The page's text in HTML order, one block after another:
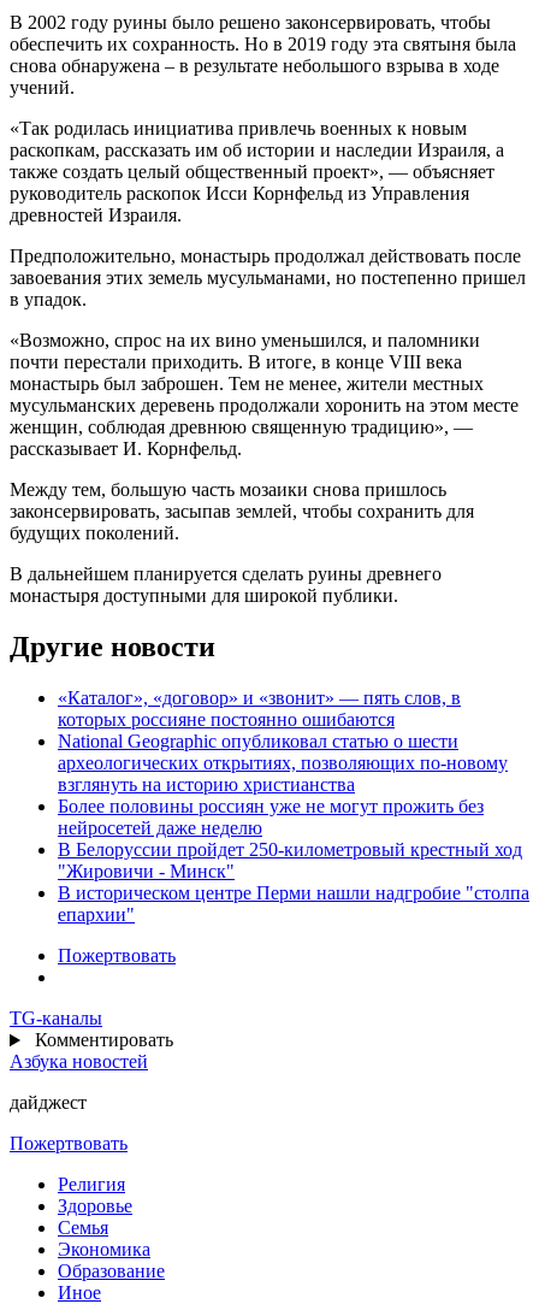
В 2002 году руины было решено законсервировать, чтобы
обеспечить их сохранность. Но в 2019 году эта святыня была
снова обнаружена – в результате небольшого взрыва в ходе
учений.
«Так родилась инициатива привлечь военных к новым
раскопкам, рассказать им об истории и наследии Израиля, а
также создать целый общественный проект», — объясняет
руководитель раскопок Исси Корнфельд из Управления
древностей Израиля.
Предположительно, монастырь продолжал действовать после
завоевания этих земель мусульманами, но постепенно пришел
в упадок.
«Возможно, спрос на их вино уменьшился, и паломники
почти перестали приходить. В итоге, в конце VIII века
монастырь был заброшен. Тем не менее, жители местных
мусульманских деревень продолжали хоронить на этом месте
женщин, соблюдая древнюю священную традицию», —
рассказывает И. Корнфельд.
Между тем, большую часть мозаики снова пришлось
законсервировать, засыпав землей, чтобы сохранить для
будущих поколений.
В дальнейшем планируется сделать руины древнего
монастыря доступными для широкой публики.
Другие новости
«Каталог», «договор» и «звонит» — пять слов, в
которых россияне постоянно ошибаются
National Geographic опубликовал статью о шести
археологических открытиях, позволяющих по-новому
взглянуть на историю христианства
Более половины россиян уже не могут прожить без
нейросетей даже неделю
В Белоруссии пройдет 250-километровый крестный ход
"Жировичи - Минск"
В историческом центре Перми нашли надгробие "столпа
епархии"
Пожертвовать
TG-каналы
Комментировать
Азбука новостей
дайджест
Пожертвовать
Религия
Здоровье
Семья
Экономика
Образование
Иное